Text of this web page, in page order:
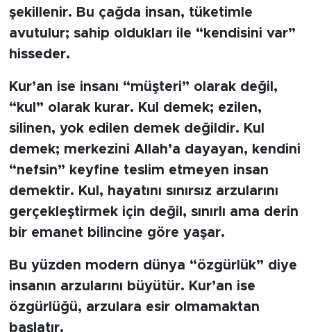
şekillenir. Bu çağda insan, tüketimle
avutulur; sahip oldukları ile “kendisini var”
hisseder.
Kur’an ise insanı “müşteri” olarak değil,
“kul” olarak kurar. Kul demek; ezilen,
silinen, yok edilen demek değildir. Kul
demek; merkezini Allah’a dayayan, kendini
“nefsin” keyfine teslim etmeyen insan
demektir. Kul, hayatını sınırsız arzularını
gerçekleştirmek için değil, sınırlı ama derin
bir emanet bilincine göre yaşar.
Bu yüzden modern dünya “özgürlük” diye
insanın arzularını büyütür. Kur’an ise
özgürlüğü, arzulara esir olmamaktan
başlatır.
VİDEOLAR
ALINTI YAZARLAR
SOSYAL MEDYA